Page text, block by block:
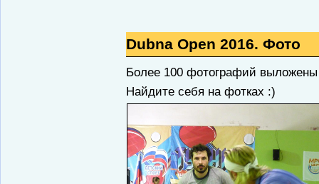
Dubna Open 2016. Фото
Более 100 фотографий
Найдите себя на фотках :)